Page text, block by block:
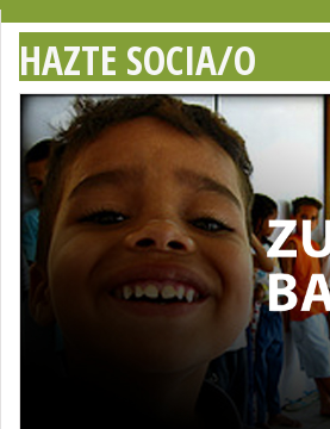
HAZTE SOCIA/O